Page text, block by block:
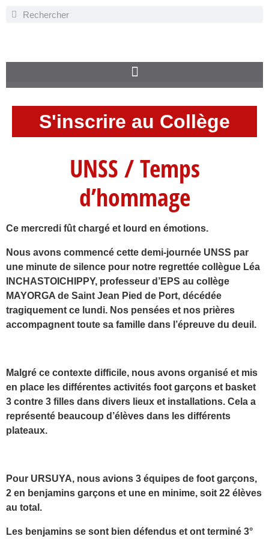
S'inscrire au Collège
UNSS / Temps
d’hommage
Ce mercredi fût chargé et lourd en émotions.
Nous avons commencé cette demi-journée UNSS par
une minute de silence pour notre regrettée collègue Léa
INCHASTOICHIPPY, professeur d’EPS au collège
MAYORGA de Saint Jean Pied de Port, décédée
tragiquement ce lundi. Nos pensées et nos prières
accompagnent toute sa famille dans l’épreuve du deuil.
Malgré ce contexte difficile, nous avons organisé et mis
en place les différentes activités foot garçons et basket
3 contre 3 filles dans divers lieux et installations. Cela a
représenté beaucoup d’élèves dans les différents
plateaux.
Pour URSUYA, nous avions 3 équipes de foot garçons,
2 en benjamins garçons et une en minime, soit 22 élèves
au total.
Les benjamins se sont bien défendus et ont terminé 3°